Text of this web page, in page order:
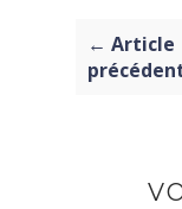
← Article